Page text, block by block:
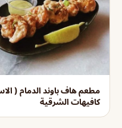
مطعم هاف باوند الدمام (
كافيهات الشرقية